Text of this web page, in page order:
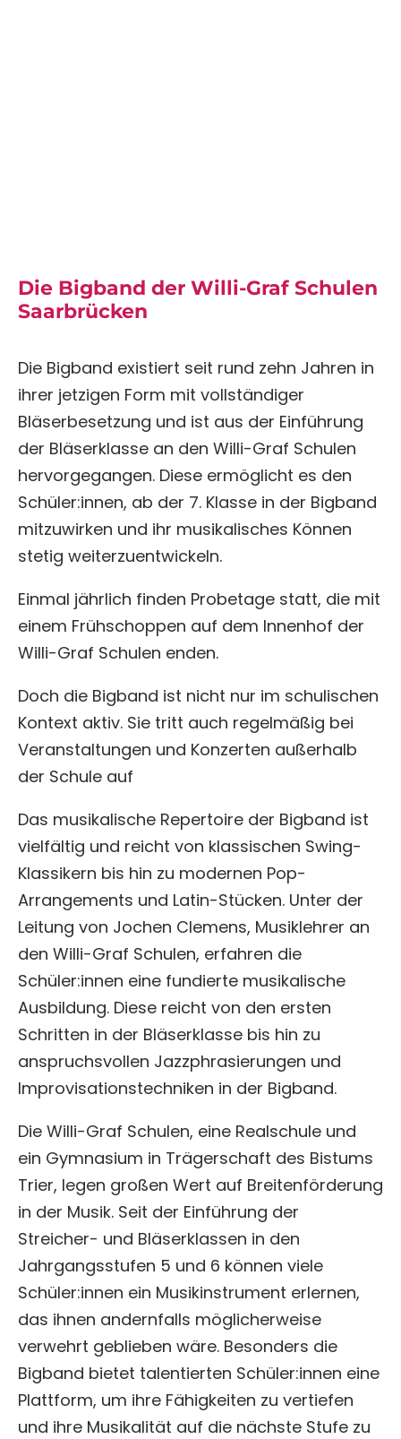
Die Bigband der Willi-Graf Schulen
Saarbrücken
Die Bigband existiert seit rund zehn Jahren in
ihrer jetzigen Form mit vollständiger
Bläserbesetzung und ist aus der Einführung
der Bläserklasse an den Willi-Graf Schulen
hervorgegangen. Diese ermöglicht es den
Schüler:innen, ab der 7. Klasse in der Bigband
mitzuwirken und ihr musikalisches Können
stetig weiterzuentwickeln.
Einmal jährlich finden Probetage statt, die mit
einem Frühschoppen auf dem Innenhof der
Willi-Graf Schulen enden.
Doch die Bigband ist nicht nur im schulischen
Kontext aktiv. Sie tritt auch regelmäßig bei
Veranstaltungen und Konzerten außerhalb
der Schule auf
Das musikalische Repertoire der Bigband ist
vielfältig und reicht von klassischen Swing-
Klassikern bis hin zu modernen Pop-
Arrangements und Latin-Stücken. Unter der
Leitung von Jochen Clemens, Musiklehrer an
den Willi-Graf Schulen, erfahren die
Schüler:innen eine fundierte musikalische
Ausbildung. Diese reicht von den ersten
Schritten in der Bläserklasse bis hin zu
anspruchsvollen Jazzphrasierungen und
Improvisationstechniken in der Bigband.
Die Willi-Graf Schulen, eine Realschule und
ein Gymnasium in Trägerschaft des Bistums
Trier, legen großen Wert auf Breitenförderung
in der Musik. Seit der Einführung der
Streicher- und Bläserklassen in den
Jahrgangsstufen 5 und 6 können viele
Schüler:innen ein Musikinstrument erlernen,
das ihnen andernfalls möglicherweise
verwehrt geblieben wäre. Besonders die
Bigband bietet talentierten Schüler:innen eine
Plattform, um ihre Fähigkeiten zu vertiefen
und ihre Musikalität auf die nächste Stufe zu